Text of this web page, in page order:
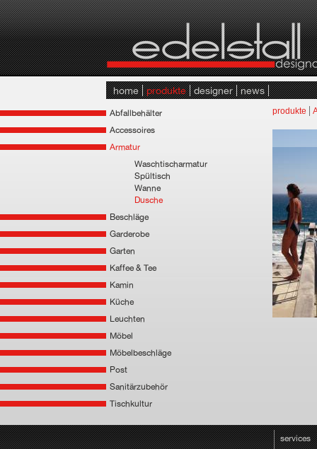
home produkte designer news
Abfallbehälter
Accessoires
Armatur
Waschtischarmatur
Spültisch
Wanne
Dusche
Beschläge
Garderobe
Garten
Kaffee & Tee
Kamin
Küche
Leuchten
Möbel
Möbelbeschläge
Post
Sanitärzubehör
Tischkultur
produkte
services